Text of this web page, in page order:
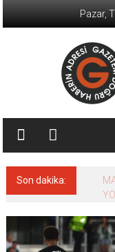
Pazar,
Son dakika: